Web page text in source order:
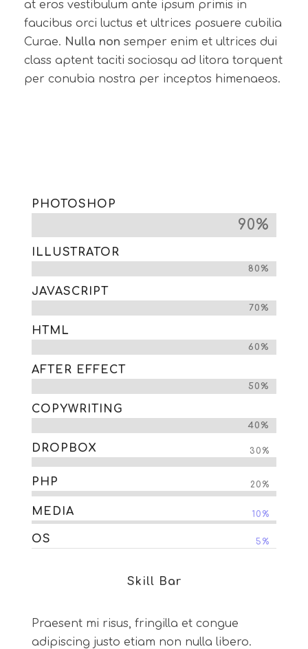
at eros vestibulum ante ipsum primis in
faucibus orci luctus et ultrices posuere cubilia
Curae. Nulla non semper enim et ultrices dui
class aptent taciti sociosqu ad litora torquent
per conubia nostra per inceptos himenaeos.
PHOTOSHOP
90%
ILLUSTRATOR
80%
JAVASCRIPT
70%
HTML
60%
AFTER EFFECT
50%
COPYWRITING
40%
DROPBOX 30%
PHP 20%
MEDIA 10%
OS 5%
Skill Bar
Praesent mi risus, fringilla et congue
adipiscing justo etiam non nulla libero.